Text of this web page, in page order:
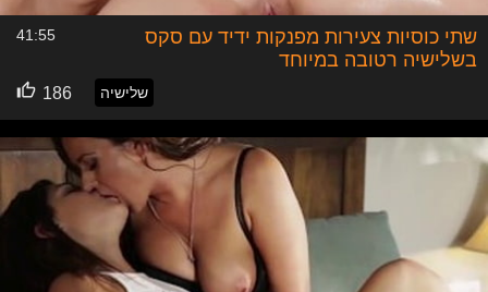
שתי כוסיות צעירות מפנקות ידיד עם סקס
בשלישיה רטובה במיוחד
41:55
שלישיה 186